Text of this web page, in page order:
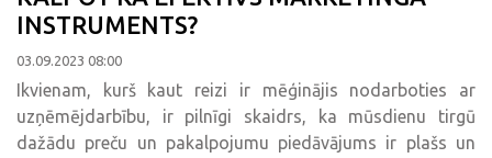
INSTRUMENTS?
03.09.2023 08:00
Ikvienam, kurš kaut reizi ir mēģinājis nodarboties ar
uzņēmējdarbību, ir pilnīgi skaidrs, ka mūsdienu tirgū
dažādu preču un pakalpojumu piedāvājums ir plašs un